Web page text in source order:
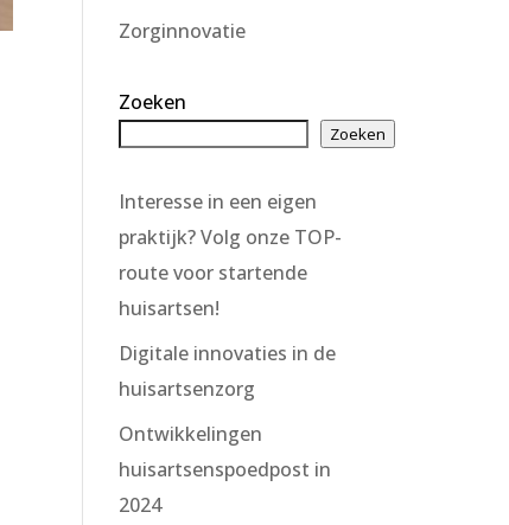
Zorginnovatie
Zoeken
Zoeken
Interesse in een eigen
praktijk? Volg onze TOP-
route voor startende
huisartsen!
Digitale innovaties in de
huisartsenzorg
Ontwikkelingen
huisartsenspoedpost in
2024